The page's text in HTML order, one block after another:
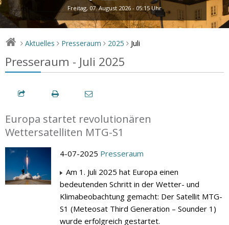
Freitag, 07. August 2026 - 05:15 Uhr
> Aktuelles > Presseraum > 2025 > Juli
Presseraum - Juli 2025
Europa startet revolutionären
Wettersatelliten MTG-S1
4-07-2025 Presseraum
Am 1. Juli 2025 hat Europa einen
bedeutenden Schritt in der Wetter- und
Klimabeobachtung gemacht: Der Satellit MTG-
S1 (Meteosat Third Generation – Sounder 1)
wurde erfolgreich gestartet.